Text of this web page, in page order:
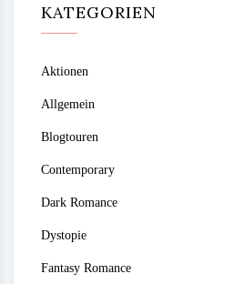
KATEGORIEN
Aktionen
Allgemein
Blogtouren
Contemporary
Dark Romance
Dystopie
Fantasy Romance